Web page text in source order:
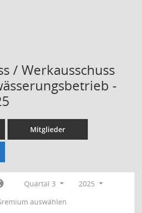
/ Werkausschuss
-
Mitglieder
Quartal 3
2025
auswählen